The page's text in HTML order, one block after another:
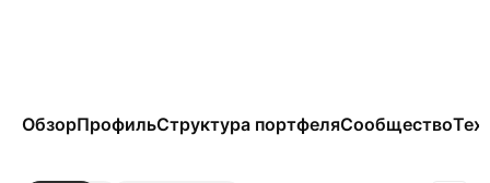
ОбзорПрофильСтруктура портфеляСообщество